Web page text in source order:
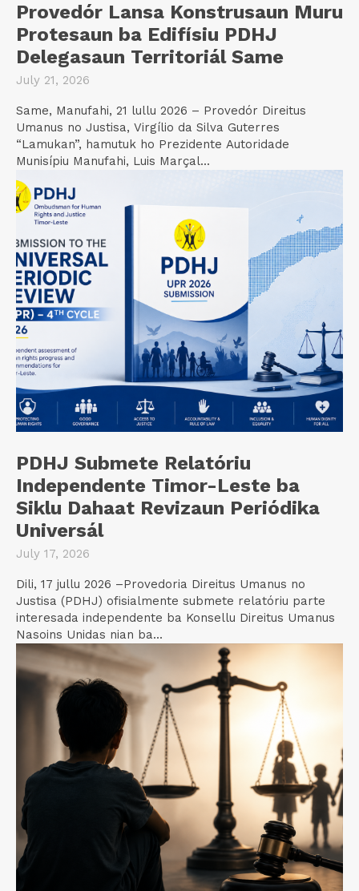
Provedór Lansa Konstrusaun Muru
Protesaun ba Edifísiu PDHJ
Delegasaun Territoriál Same
July 21, 2026
Same, Manufahi, 21 lullu 2026 – Provedór Direitus
Umanus no Justisa, Virgílio da Silva Guterres
“Lamukan”, hamutuk ho Prezidente Autoridade
Munisípiu Manufahi, Luis Marçal...
PDHJ Submete Relatóriu
Independente Timor-Leste ba
Siklu Dahaat Revizaun Periódika
Universál
July 17, 2026
Dili, 17 jullu 2026 –Provedoria Direitus Umanus no
Justisa (PDHJ) ofisialmente submete relatóriu parte
interesada independente ba Konsellu Direitus Umanus
Nasoins Unidas nian ba...